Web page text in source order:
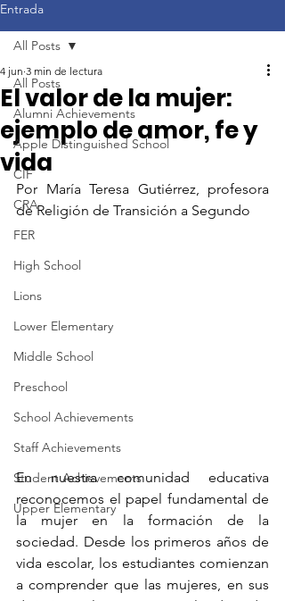
Entrada
All Posts
Alumni Achievements
Apple Distinguished School
CIF
CRA
FER
High School
Lions
Lower Elementary
Middle School
Preschool
School Achievements
Staff Achievements
Student Achievements
Upper Elementary
All Posts
El valor de la mujer:
ejemplo de amor, fe y
vida
4 jun 3 min de lectura
Por María Teresa Gutiérrez, profesora
de Religión de Transición a Segundo
En nuestra comunidad educativa
reconocemos el papel fundamental de
la mujer en la formación de la
sociedad. Desde los primeros años de
vida escolar, los estudiantes comienzan
a comprender que las mujeres, en sus